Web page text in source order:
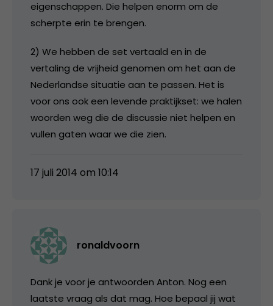
eigenschappen. Die helpen enorm om de
scherpte erin te brengen.
2) We hebben de set vertaald en in de
vertaling de vrijheid genomen om het aan de
Nederlandse situatie aan te passen. Het is
voor ons ook een levende praktijkset: we halen
woorden weg die de discussie niet helpen en
vullen gaten waar we die zien.
17 juli 2014 om 10:14
ronaldvoorn
Dank je voor je antwoorden Anton. Nog een
laatste vraag als dat mag. Hoe bepaal jij wat